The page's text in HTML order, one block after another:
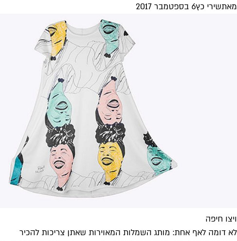
מאתשירי כץ6 בספטמבר 2017
ויצו חיפה
לא דומה לאף אחת: מותג השמלות המאוירות שאתן צריכות להכיר